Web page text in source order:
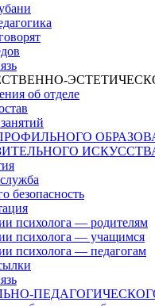
об отделе
безопасность
психолога — родителям
психолога — учащимся
психолога — педагогам